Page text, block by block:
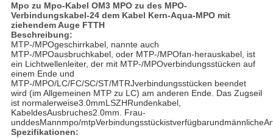
Mpo zu Mpo-Kabel OM3 MPO zu des MPO-
Verbindungskabel-24 dem Kabel Kern-Aqua-MPO mit
ziehendem Auge FTTH
Beschreibung:
MTP-/MPOgeschirrkabel, nannte auch
MTP-/MPOausbruchkabel, oder MTP-/MPOfan-herauskabel, ist
ein Lichtwellenleiter, der mit MTP-/MPOverbindungsstücken auf
einem Ende und
MTP-/MPO/LC/FC/SC/ST/MTRJverbindungsstücken beendet
wird (im Allgemeinen MTP zu LC) am anderen Ende. Das Zugseil
ist normalerweise3.0mmLSZHRundenkabel,
KabeldesAusbruches2.0mm. Frau-
unddesMannmpo/
Spezifikationen: